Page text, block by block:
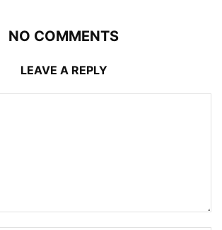
NO COMMENTS
LEAVE A REPLY